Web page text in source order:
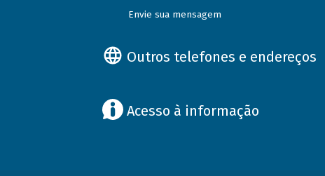
Envie sua mensagem
Outros telefones e endereços
Acesso à informação